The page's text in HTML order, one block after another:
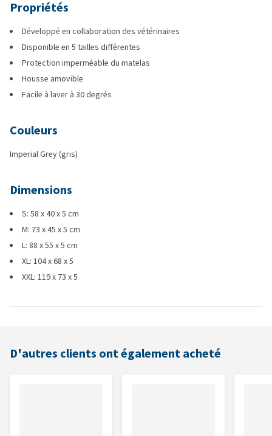
Propriétés
Développé en collaboration des vétérinaires
Disponible en 5 tailles différentes
Protection imperméable du matelas
Housse amovible
Facile à laver à 30 degrés
Couleurs
Imperial Grey (gris)
Dimensions
S: 58 x 40 x 5 cm
M: 73 x 45 x 5 cm
L: 88 x 55 x 5 cm
XL: 104 x 68 x 5
XXL: 119 x 73 x 5
D'autres clients ont également acheté